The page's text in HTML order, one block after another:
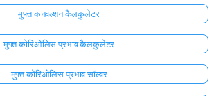
मुफ्त कनवल्शन कैलकुलेटर
मुफ्त कोरिओलिस प्रभाव कैलकुलेटर
मुफ्त कोरिओलिस प्रभाव सॉल्वर